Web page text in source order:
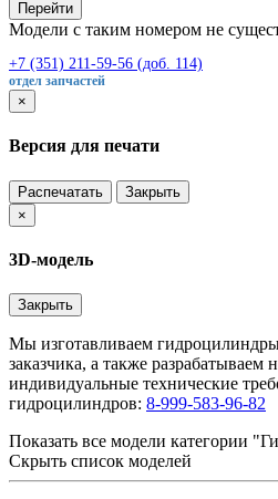
Перейти
Модели с таким номером не
+7 (351) 211-59-56 (доб. 114)
отдел запчастей
×
Версия для печати
Распечатать
Закрыть
×
3D-модель
Закрыть
Мы изготавливаем
заказчика, а также
индивидуальные технические
гидроцилиндров: 8-999-583-96-82
Показать все модели категории
Скрыть список моделей